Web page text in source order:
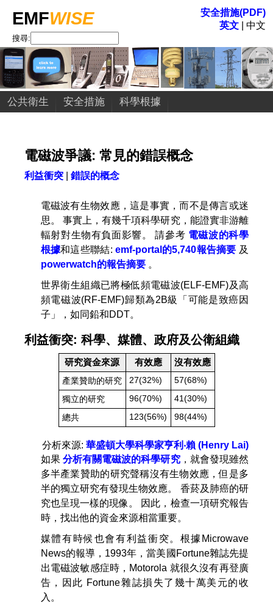
安全措施(PDF)
英文 | 中文
EMFWISE
搜尋:
公共衛生 安全措施 科學根據
電磁波爭議: 常見的錯誤概念
利益衝突| 錯誤的概念
電磁波有生物效應，這是事實，而不是傳言或迷
思。 事實上，有幾千項科學研究，能證實非游離
輻射對生物有負面影響。 請參考 電磁波的科學
根據和這些聯結: emf-portal的5,740報告摘要 及
powerwatch的報告摘要 。
世界衛生組織已將極低頻電磁波(ELF-EMF)及高
頻電磁波(RF-EMF)歸類為2B級「可能是致癌因
子」，如同鉛和DDT。
利益衝突: 科學、媒體、政府及公衛組織
研究資金來源 有效應
沒有效應
產業贊助的研究
27(32%)
57(68%)
獨立的研究
96(70%)
41(30%)
總共
123(56%) 98(44%)
分析來源:華盛頓大學科學家亨利‧賴 (Henry Lai)
如果 分析有關電磁波的科學研究，就會發現雖然
多半產業贊助的研究聲稱沒有生物效應，但是多
半的獨立研究有發現生物效應。 香菸及肺癌的研
究也呈現一樣的現像。 因此，檢查一項研究報告
時，找出他的資金來源相當重要。
媒體有時候也會有利益衝突。根據Microwave
News的報導，1993年，當美國Fortune雜誌先提
出電磁波敏感症時，Motorola 就很久沒有再登廣
告，因此 Fortune雜誌損失了幾十萬美元的收
入。